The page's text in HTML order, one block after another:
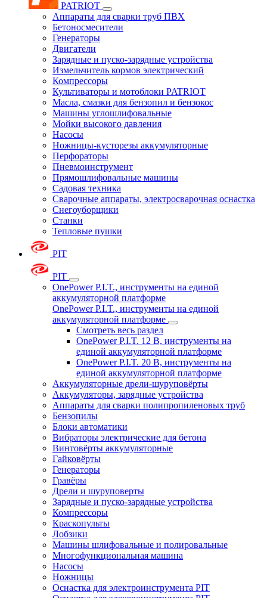
PATRIOT
Аппараты для сварки труб ПВХ
Бетоносмесители
Генераторы
Двигатели
Зарядные и пуско-зарядные устройства
Измельчитель кормов электрический
Компрессоры
Культиваторы и мотоблоки PATRIOT
Масла, смазки для бензопил и бензокос
Машины углошлифовальные
Мойки высокого давления
Насосы
Ножницы-кусторезы аккумуляторные
Перфораторы
Пневмоинструмент
Прямошлифовальные машины
Садовая техника
Сварочные аппараты, электросварочная оснастка
Снегоуборщики
Станки
Тепловые пушки
PIT
PIT
OnePower P.I.T., инструменты на единой
аккумуляторной платформе
OnePower P.I.T., инструменты на единой
аккумуляторной платформе
Смотреть весь раздел
OnePower P.I.T. 12 В, инструменты на
единой аккумуляторной платформе
OnePower P.I.T. 20 В, инструменты на
единой аккумуляторной платформе
Аккумуляторные дрели-шуруповёрты
Аккумуляторы, зарядные устройства
Аппараты для сварки полипропиленовых труб
Бензопилы
Блоки автоматики
Вибраторы электрические для бетона
Винтовёрты аккумуляторные
Гайковёрты
Генераторы
Гравёры
Дрели и шуруповерты
Зарядные и пуско-зарядные устройства
Компрессоры
Краскопульты
Лобзики
Машины шлифовальные и полировальные
Многофункциональная машина
Насосы
Ножницы
Оснастка для электроинструмента PIT